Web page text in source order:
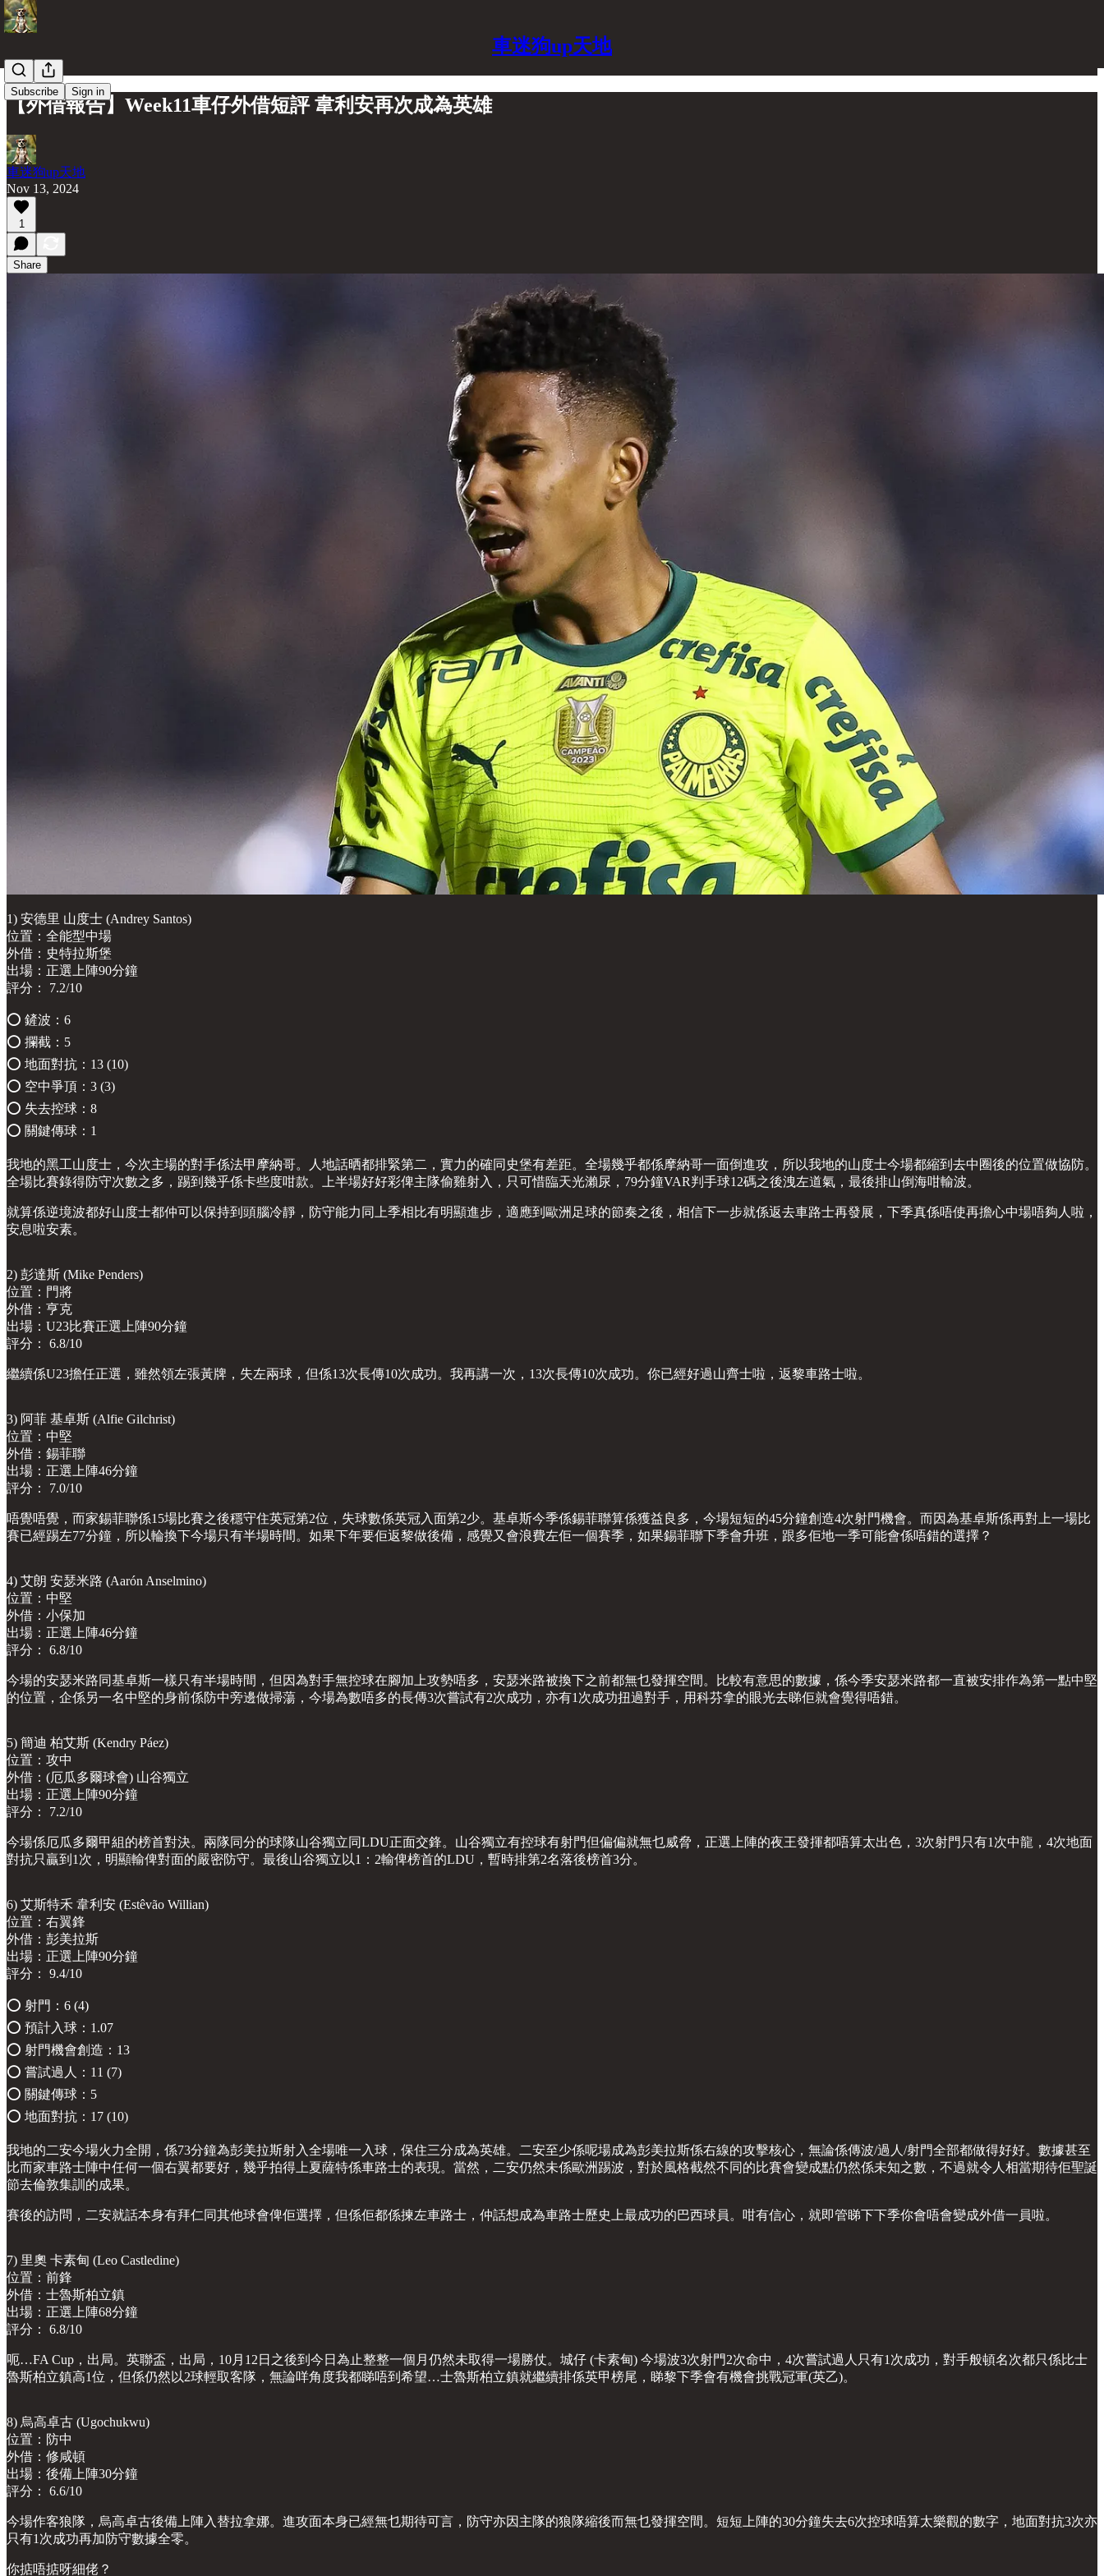
車迷狗up天地
Subscribe Sign in
【外借報告】Week11車仔外借短評 韋利安再次成為英雄
車迷狗up天地
Nov 13, 2024
1
Share
1) 安德里 山度士 (Andrey Santos)
位置：全能型中場
外借：史特拉斯堡
出場：正選上陣90分鐘
評分： 7.2/10
⭕️ 鏟波：6
⭕️ 攔截：5
⭕️ 地面對抗：13 (10)
⭕️ 空中爭頂：3 (3)
⭕️ 失去控球：8
⭕️ 關鍵傳球：1
我地的黑工山度士，今次主場的對手係法甲摩納哥。人地話晒都排緊第二，實力的確同史堡有差距。全場幾乎都係摩納哥一面倒進攻，所以我地的山度士今場都縮到去中圈後的位置做協防。
全場比賽錄得防守次數之多，踢到幾乎係卡些度咁款。上半場好好彩俾主隊偷雞射入，只可惜臨天光瀨尿，79分鐘VAR判手球12碼之後洩左道氣，最後排山倒海咁輸波。
就算係逆境波都好山度士都仲可以保持到頭腦冷靜，防守能力同上季相比有明顯進步，適應到歐洲足球的節奏之後，相信下一步就係返去車路士再發展，下季真係唔使再擔心中場唔夠人啦，
安息啦安素。
2) 彭達斯 (Mike Penders)
位置：門將
外借：亨克
出場：U23比賽正選上陣90分鐘
評分： 6.8/10
繼續係U23擔任正選，雖然領左張黃牌，失左兩球，但係13次長傳10次成功。我再講一次，13次長傳10次成功。你已經好過山齊士啦，返黎車路士啦。
3) 阿菲 基卓斯 (Alfie Gilchrist)
位置：中堅
外借：錫菲聯
出場：正選上陣46分鐘
評分： 7.0/10
唔覺唔覺，而家錫菲聯係15場比賽之後穩守住英冠第2位，失球數係英冠入面第2少。基卓斯今季係錫菲聯算係獲益良多，今場短短的45分鐘創造4次射門機會。而因為基卓斯係再對上一場比
賽已經踢左77分鐘，所以輪換下今場只有半場時間。如果下年要佢返黎做後備，感覺又會浪費左佢一個賽季，如果錫菲聯下季會升班，跟多佢地一季可能會係唔錯的選擇？
4) 艾朗 安瑟米路 (Aarón Anselmino)
位置：中堅
外借：小保加
出場：正選上陣46分鐘
評分： 6.8/10
今場的安瑟米路同基卓斯一樣只有半場時間，但因為對手無控球在腳加上攻勢唔多，安瑟米路被換下之前都無乜發揮空間。比較有意思的數據，係今季安瑟米路都一直被安排作為第一點中堅
的位置，企係另一名中堅的身前係防中旁邊做掃蕩，今場為數唔多的長傳3次嘗試有2次成功，亦有1次成功扭過對手，用科芬拿的眼光去睇佢就會覺得唔錯。
5) 簡迪 柏艾斯 (Kendry Páez)
位置：攻中
外借：(厄瓜多爾球會) 山谷獨立
出場：正選上陣90分鐘
評分： 7.2/10
今場係厄瓜多爾甲組的榜首對決。兩隊同分的球隊山谷獨立同LDU正面交鋒。山谷獨立有控球有射門但偏偏就無乜威脅，正選上陣的夜王發揮都唔算太出色，3次射門只有1次中龍，4次地面
對抗只贏到1次，明顯輸俾對面的嚴密防守。最後山谷獨立以1：2輸俾榜首的LDU，暫時排第2名落後榜首3分。
6) 艾斯特禾 韋利安 (Estêvão Willian)
位置：右翼鋒
外借：彭美拉斯
出場：正選上陣90分鐘
評分： 9.4/10
⭕️ 射門：6 (4)
⭕️ 預計入球：1.07
⭕️ 射門機會創造：13
⭕️ 嘗試過人：11 (7)
⭕️ 關鍵傳球：5
⭕️ 地面對抗：17 (10)
我地的二安今場火力全開，係73分鐘為彭美拉斯射入全場唯一入球，保住三分成為英雄。二安至少係呢場成為彭美拉斯係右線的攻擊核心，無論係傳波/過人/射門全部都做得好好。數據甚至
比而家車路士陣中任何一個右翼都要好，幾乎拍得上夏薩特係車路士的表現。當然，二安仍然未係歐洲踢波，對於風格截然不同的比賽會變成點仍然係未知之數，不過就令人相當期待佢聖誕
節去倫敦集訓的成果。
賽後的訪問，二安就話本身有拜仁同其他球會俾佢選擇，但係佢都係揀左車路士，仲話想成為車路士歷史上最成功的巴西球員。咁有信心，就即管睇下下季你會唔會變成外借一員啦。
7) 里奧 卡素甸 (Leo Castledine)
位置：前鋒
外借：士魯斯柏立鎮
出場：正選上陣68分鐘
評分： 6.8/10
呃…FA Cup，出局。英聯盃，出局，10月12日之後到今日為止整整一個月仍然未取得一場勝仗。城仔 (卡素甸) 今場波3次射門2次命中，4次嘗試過人只有1次成功，對手般頓名次都只係比士
魯斯柏立鎮高1位，但係仍然以2球輕取客隊，無論咩角度我都睇唔到希望…士魯斯柏立鎮就繼續排係英甲榜尾，睇黎下季會有機會挑戰冠軍(英乙)。
8) 烏高卓古 (Ugochukwu)
位置：防中
外借：修咸頓
出場：後備上陣30分鐘
評分： 6.6/10
今場作客狼隊，烏高卓古後備上陣入替拉拿娜。進攻面本身已經無乜期待可言，防守亦因主隊的狼隊縮後而無乜發揮空間。短短上陣的30分鐘失去6次控球唔算太樂觀的數字，地面對抗3次亦
只有1次成功再加防守數據全零。
你掂唔掂呀細佬？